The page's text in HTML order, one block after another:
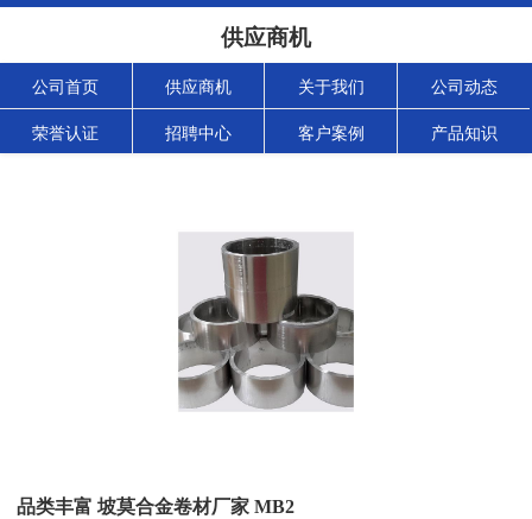
供应商机
公司首页 供应商机 关于我们 公司动态
荣誉认证 招聘中心 客户案例 产品知识
品类丰富 坡莫合金卷材厂家 MB2